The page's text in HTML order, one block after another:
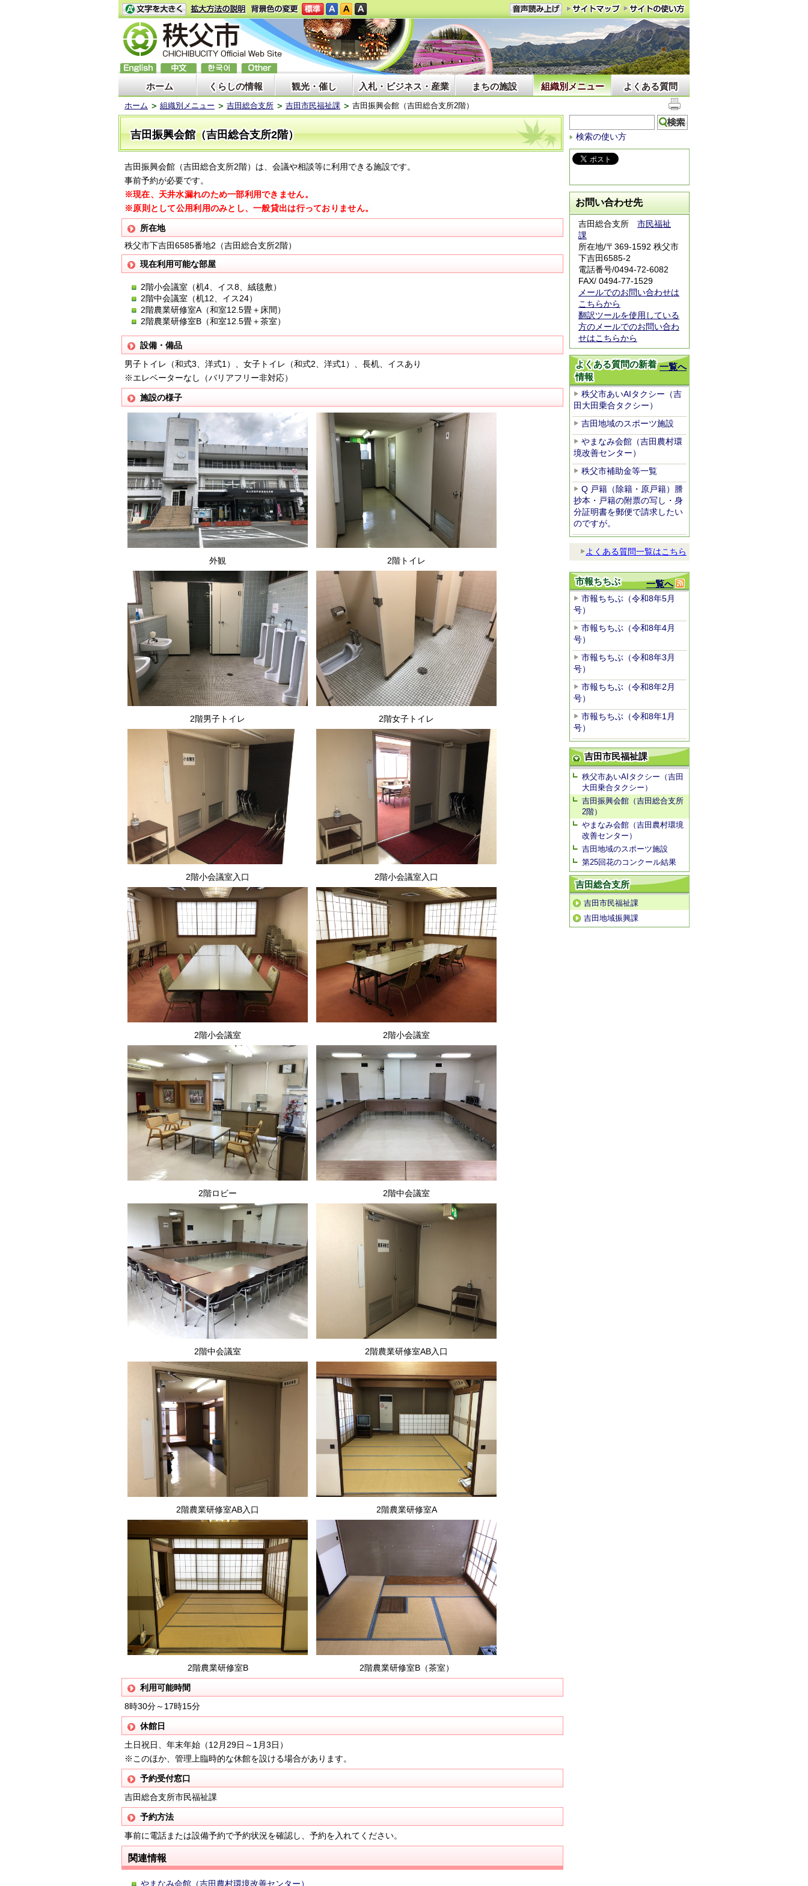
ホーム くらしの情報 観光・催し 入札・ビジネス・産業 まちの施設 組織別メニュー よくある質問
ホーム 組織別メニュー 吉田総合支所 吉田市民福祉課 吉田振興会館（吉田総合支所2階）
吉田振興会館（吉田総合支所2階）
吉田振興会館（吉田総合支所2階）は、会議や相談等に利用できる施設です。
事前予約が必要です。
※現在、天井水漏れのため一部利用できません。
※原則として公用利用のみとし、一般貸出は行っておりません。
所在地
秩父市下吉田6585番地2（吉田総合支所2階）
現在利用可能な部屋
2階小会議室（机4、イス8、絨毯敷）
2階中会議室（机12、イス24）
2階農業研修室A（和室12.5畳＋床間）
2階農業研修室B（和室12.5畳＋茶室）
設備・備品
男子トイレ（和式3、洋式1）、女子トイレ（和式2、洋式1）、長机、イスあり
※エレベーターなし（バリアフリー非対応）
施設の様子
外観 2階トイレ
2階男子トイレ 2階女子トイレ
2階小会議室入口 2階小会議室入口
2階小会議室 2階小会議室
2階ロビー 2階中会議室
2階中会議室 2階農業研修室AB入口
2階農業研修室AB入口 2階農業研修室A
2階農業研修室B 2階農業研修室B（茶室）
利用可能時間
8時30分～17時15分
休館日
土日祝日、年末年始（12月29日～1月3日）
※このほか、管理上臨時的な休館を設ける場合があります。
予約受付窓口
吉田総合支所市民福祉課
予約方法
事前に電話または設備予約で予約状況を確認し、予約を入れてください。
関連情報
やまなみ会館（吉田農村環境改善センター）
検索の使い方
お問い合わせ先
吉田総合支所 市民福祉
課
所在地/〒369-1592 秩父市
下吉田6585-2
電話番号/0494-72-6082
FAX/ 0494-77-1529
メールでのお問い合わせは
こちらから
翻訳ツールを使用している
方のメールでのお問い合わ
せはこちらから
一覧へ
よくある質問の新着
情報
秩父市あいAIタクシー（吉
田大田乗合タクシー）
吉田地域のスポーツ施設
やまなみ会館（吉田農村環
境改善センター）
秩父市補助金等一覧
Q 戸籍（除籍・原戸籍）謄
抄本・戸籍の附票の写し・身
分証明書を郵便で請求したい
のですが。
よくある質問一覧はこちら
一覧へ
市報ちちぶ
市報ちちぶ（令和8年5月
号）
市報ちちぶ（令和8年4月
号）
市報ちちぶ（令和8年3月
号）
市報ちちぶ（令和8年2月
号）
市報ちちぶ（令和8年1月
号）
吉田市民福祉課
秩父市あいAIタクシー（吉田
大田乗合タクシー）
吉田振興会館（吉田総合支所
2階）
やまなみ会館（吉田農村環境
改善センター）
吉田地域のスポーツ施設
第25回花のコンクール結果
吉田総合支所
吉田市民福祉課
吉田地域振興課